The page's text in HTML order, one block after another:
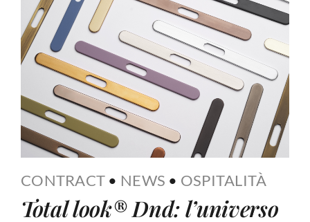
CONTRACT • NEWS • OSPITALITÀ
Total look® Dnd: l’universo